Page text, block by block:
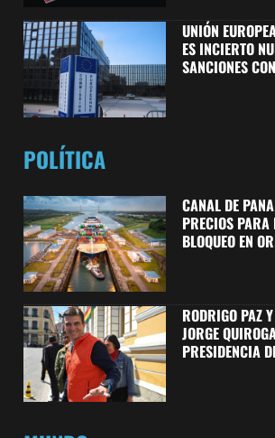
UNIÓN
ES INCIERTO
SANCIONES
POLÍTICA
CANAL DE
PRECIOS
BLOQUEO EN
RODRIGO PAZ
JORGE
PRESIDENCIA